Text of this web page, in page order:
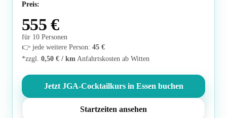
Preis:
555 €
für 10 Personen
👉 jede weitere Person: 45 €
*zzgl. 0,50 € / km Anfahrtskosten ab Witten
Jetzt JGA-Cocktailkurs in Essen buchen
Startzeiten ansehen